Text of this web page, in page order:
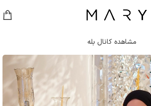
ثبت سفارش در کانال بله اگر لینک باز نشد در
قسمت سرچ بله Maryhejab رو سرچ کنید . هر سوالی بود با شماره ۰۹۳۶۱۶۵۴۳۱۵
مشاهده کانال بله